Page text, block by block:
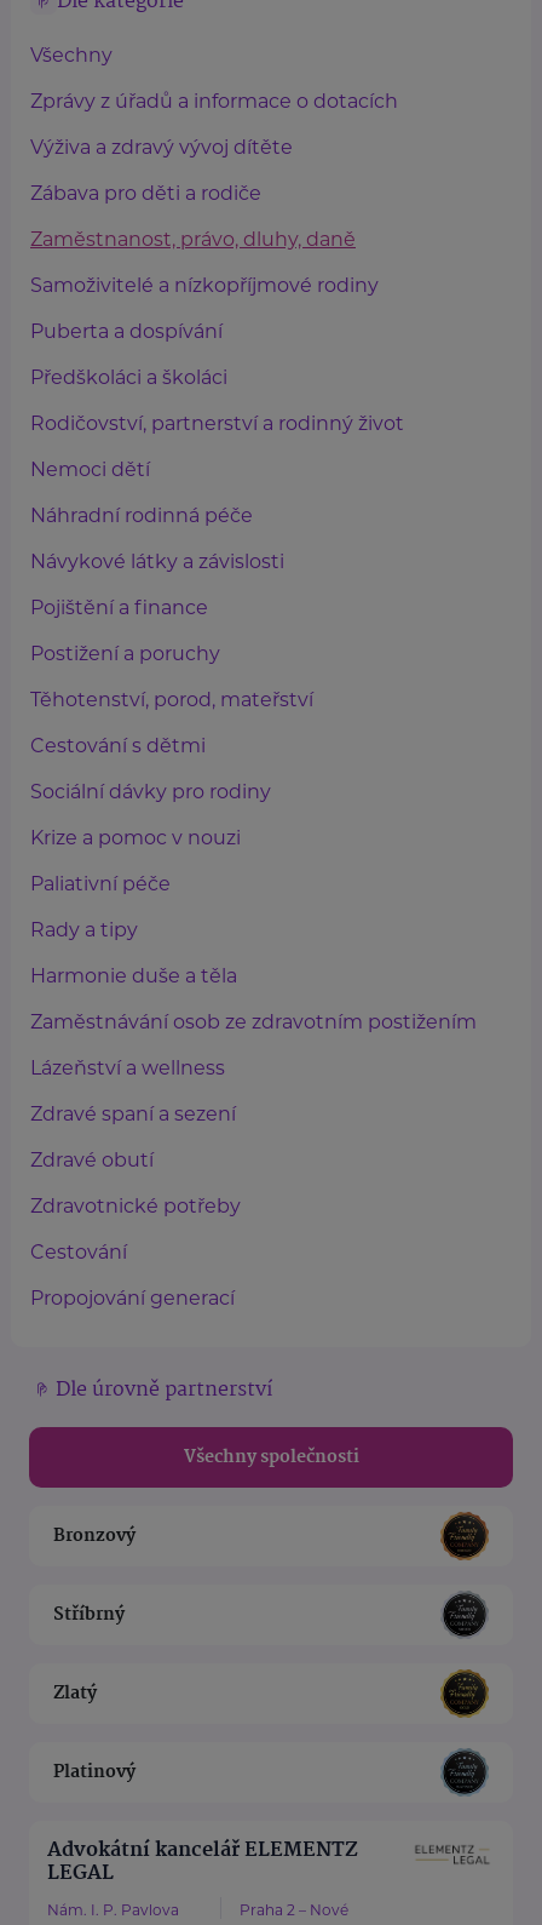
Všechny
Zprávy z úřadů a informace o dotacích
Výživa a zdravý vývoj dítěte
Zábava pro děti a rodiče
Zaměstnanost, právo, dluhy, daně
Samoživitelé a nízkopříjmové rodiny
Puberta a dospívání
Předškoláci a školáci
Rodičovství, partnerství a rodinný život
Nemoci dětí
Náhradní rodinná péče
Návykové látky a závislosti
Pojištění a finance
Postižení a poruchy
Těhotenství, porod, mateřství
Cestování s dětmi
Sociální dávky pro rodiny
Krize a pomoc v nouzi
Paliativní péče
Rady a tipy
Harmonie duše a těla
Zaměstnávání osob ze zdravotním postižením
Lázeňství a wellness
Zdravé spaní a sezení
Zdravé obutí
Zdravotnické potřeby
Cestování
Propojování generací
Dle úrovně partnerství
Všechny společnosti
Bronzový
Stříbrný
Zlatý
Platinový
Advokátní kancelář ELEMENTZ
LEGAL
Nám. I. P. Pavlova
Praha 2 – Nové